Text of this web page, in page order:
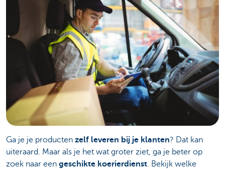
Ga je je producten zelf leveren bij je klanten? Dat kan
uiteraard. Maar als je het wat groter ziet, ga je beter op
zoek naar een geschikte koerierdienst. Bekijk welke